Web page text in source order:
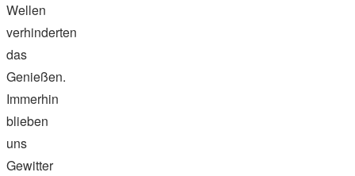
Wellen
verhinderten
das
Genießen.
Immerhin
blieben
uns
Gewitter